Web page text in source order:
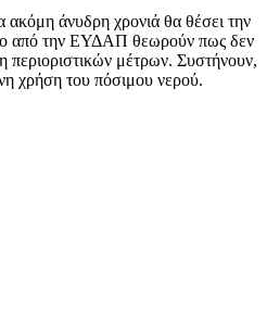
ακόμη άνυδρη χρονιά θα θέσει την
από την ΕΥΔΑΠ θεωρούν πως δεν
περιοριστικών μέτρων. Συστήνουν,
χρήση του πόσιμου νερού.